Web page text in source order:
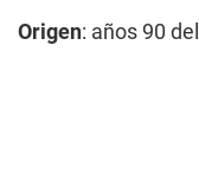
Origen: años 90